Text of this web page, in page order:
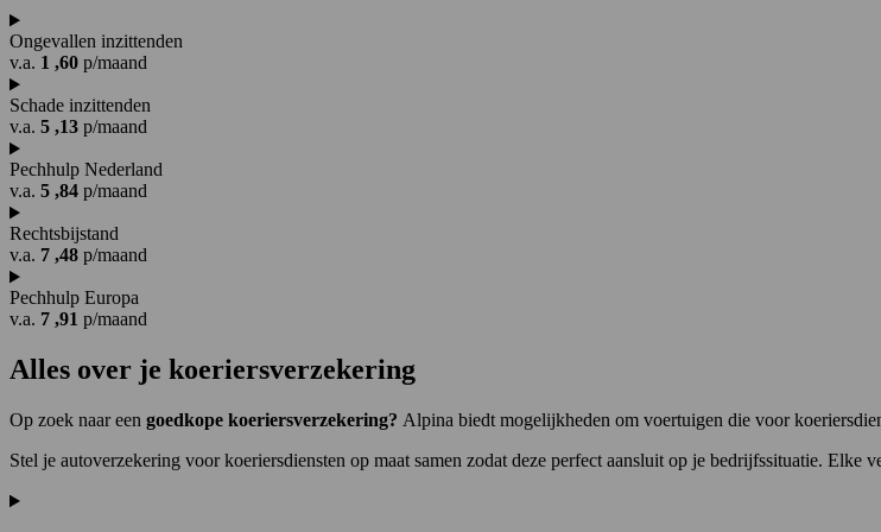
Ongevallen inzittenden
v.a. 1 ,60 p/maand
Schade inzittenden
v.a. 5 ,13 p/maand
Pechhulp Nederland
v.a. 5 ,84 p/maand
Rechtsbijstand
v.a. 7 ,48 p/maand
Pechhulp Europa
v.a. 7 ,91 p/maand
Alles over je koeriersverzekering
Op zoek naar een goedkope koeriersverzekering? Alpina biedt mogelijkheden om voertuigen die voor
Stel je autoverzekering voor koeriersdiensten op maat samen zodat deze perfect aansluit op je bedrijfssituatie.